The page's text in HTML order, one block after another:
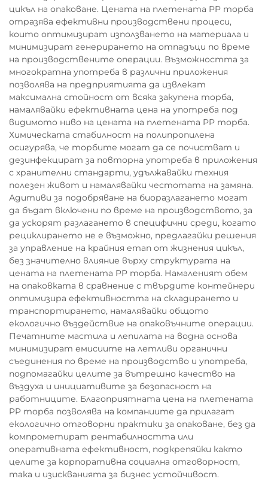
цикъл на опаковане. Цената на плетената PP торба
отразява ефективни производствени процеси,
които оптимизират използването на материала и
минимизират генерирането на отпадъци по време
на производствените операции. Възможността за
многократна употреба в различни приложения
позволява на предприятията да извлекат
максимална стойност от всяка закупена торба,
намалявайки ефективната цена на употреба под
видимото ниво на цената на плетената PP торба.
Химическата стабилност на полипропилена
осигурява, че торбите могат да се почистват и
дезинфекцират за повторна употреба в приложения
с хранителни стандарти, удължавайки техния
полезен живот и намалявайки честотата на замяна.
Адитиви за подобряване на биоразлагането могат
да бъдат включени по време на производството, за
да ускорят разлагането в специфични среди, когато
рециклирането не е възможно, предлагайки решения
за управление на крайния етап от жизнения цикъл,
без значително влияние върху структурата на
цената на плетената PP торба. Намаленият обем
на опаковката в сравнение с твърдите контейнери
оптимизира ефективността на складирането и
транспортирането, намалявайки общото
екологично въздействие на опаковъчните операции.
Печатните мастила и лепилата на водна основа
минимизират емисиите на летливи органични
съединения по време на производство и употреба,
подпомагайки целите за вътрешно качество на
въздуха и инициативите за безопасност на
работниците. Благоприятната цена на плетената
PP торба позволява на компаниите да прилагат
екологично отговорни практики за опаковане, без да
компрометират рентабилността или
оперативната ефективност, подкрепяйки както
целите за корпоративна социална отговорност,
така и изискванията за бизнес устойчивост.